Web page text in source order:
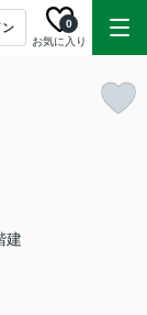
ン
お気に入り
0
建